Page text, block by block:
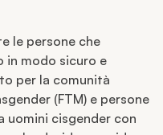
le persone che
in modo sicuro e
per la comunità
(FTM) e persone
uomini cisgender con